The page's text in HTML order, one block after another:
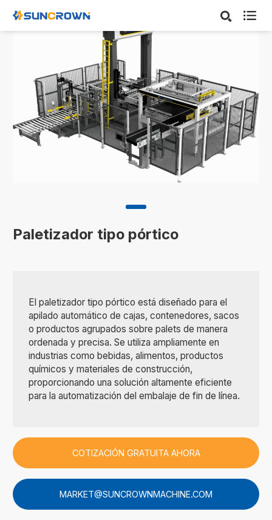

Paletizador tipo pórtico
El paletizador tipo pórtico está diseñado para el
apilado automático de cajas, contenedores, sacos
o productos agrupados sobre palets de manera
ordenada y precisa. Se utiliza ampliamente en
industrias como bebidas, alimentos, productos
químicos y materiales de construcción,
proporcionando una solución altamente eficiente
para la automatización del embalaje de fin de línea.
COTIZACIÓN GRATUITA AHORA
MARKET@SUNCROWNMACHINE.COM